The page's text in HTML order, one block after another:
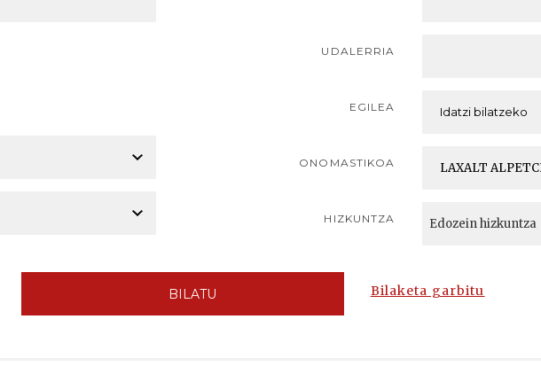
UDALERRIA
EGILEA
ONOMASTIKOA
HIZKUNTZA
BILATU Bilaketa garbitu